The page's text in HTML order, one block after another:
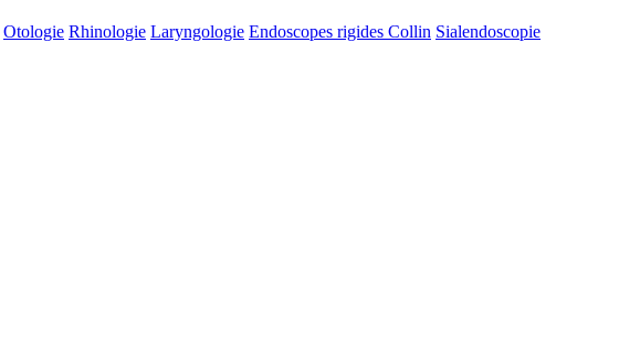
Otologie Rhinologie Laryngologie Endoscopes rigides Collin Sialendoscopie